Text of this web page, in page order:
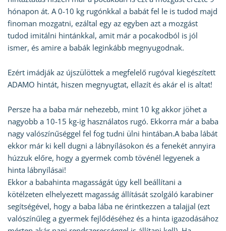
hónapon át. A 0-10 kg rugónkkal a babát fel le is tudod majd
finoman mozgatni, ezáltal egy az egyben azt a mozgást
tudod imitálni hintánkkal, amit már a pocakodból is jól
ismer, és amire a babák leginkább megnyugodnak.
Ezért imádják az újszülöttek a megfelelő rugóval kiegészített
ADAMO hintát, hiszen megnyugtat, ellazít és akár el is altat!
Persze ha a baba már nehezebb, mint 10 kg akkor jöhet a
nagyobb a 10-15 kg-ig használatos rugó. Ekkorra már a baba
nagy valószínűséggel fel fog tudni ülni hintában.A baba lábát
ekkor már ki kell dugni a lábnyílásokon és a fenekét annyira
húzzuk előre, hogy a gyermek comb tövénél legyenek a
hinta lábnyílásai!
Ekkor a babahinta magasságát úgy kell beállítani a
kötélzeten elhelyezett magasság állítását szolgáló karabiner
segítségével, hogy a baba lába ne érintkezzen a talajjal (ezt
valószínűleg a gyermek fejlődéséhez és a hinta igazodásához